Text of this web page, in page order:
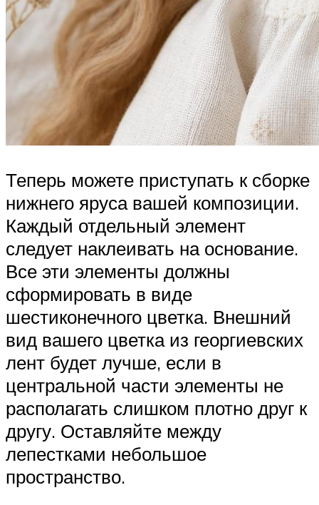
Теперь можете приступать к сборке
нижнего яруса вашей композиции.
Каждый отдельный элемент
следует наклеивать на основание.
Все эти элементы должны
сформировать в виде
шестиконечного цветка. Внешний
вид вашего цветка из георгиевских
лент будет лучше, если в
центральной части элементы не
располагать слишком плотно друг к
другу. Оставляйте между
лепестками небольшое
пространство.